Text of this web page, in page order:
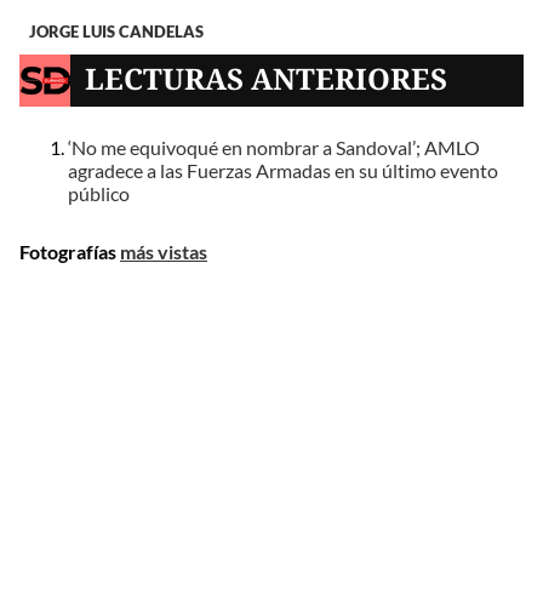
JORGE LUIS CANDELAS
LECTURAS ANTERIORES
‘No me equivoqué en nombrar a Sandoval’; AMLO
agradece a las Fuerzas Armadas en su último evento
público
Fotografías más vistas